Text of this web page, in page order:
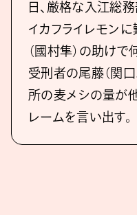
日、厳格な入江総
イカフライレモン
（國村隼）の助けで
受刑者の尾藤（関口
所の麦メシの量が
レームを言い出す。